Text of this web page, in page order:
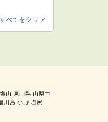
すべてをクリア
塩山 東山梨 山梨市
川島 小野 塩尻